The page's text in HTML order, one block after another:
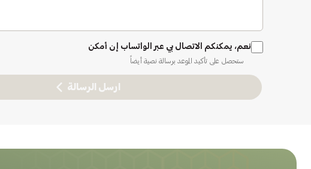
نعم، يمكنكم الاتصال بي عبر الواتساب إن أمكن
ستحصل على تأكيد الموعد برسالة نصية أيضاً
ارسل الرسالة